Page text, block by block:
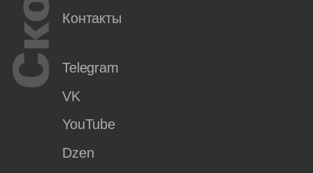
Контакты
Telegram
VK
YouTube
Dzen